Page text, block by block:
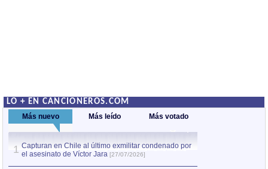
LO + EN CANCIONEROS.COM
Más nuevo Más leído Más votado
1 Capturan en Chile al último exmilitar condenado por
el asesinato de Víctor Jara [27/07/2026]